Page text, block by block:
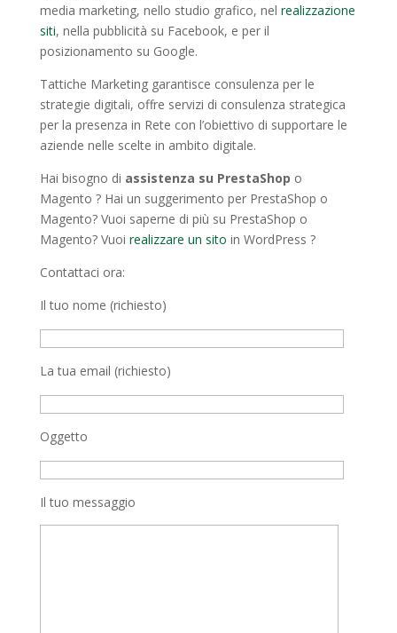
media marketing, nello studio grafico, nel realizzazione
siti, nella pubblicità su Facebook, e per il
posizionamento su Google.
Tattiche Marketing garantisce consulenza per le
strategie digitali, offre servizi di consulenza strategica
per la presenza in Rete con l’obiettivo di supportare le
aziende nelle scelte in ambito digitale.
Hai bisogno di assistenza su PrestaShop o
Magento ? Hai un suggerimento per PrestaShop o
Magento? Vuoi saperne di più su PrestaShop o
Magento? Vuoi realizzare un sito in WordPress ?
Contattaci ora:
Il tuo nome (richiesto)
La tua email (richiesto)
Oggetto
Il tuo messaggio